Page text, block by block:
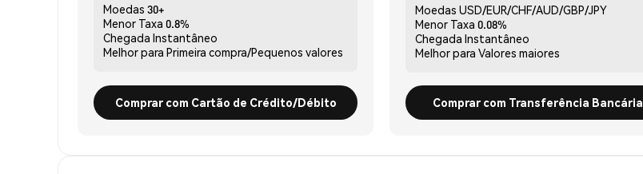
Moedas 30+
Menor Taxa 0.8%
Chegada Instantâneo
Melhor para Primeira compra/Pequenos valores
Comprar com Cartão de Crédito/Débito
Moedas USD/EUR/CHF/AUD/GBP/JPY
Menor Taxa 0.08%
Chegada Instantâneo
Melhor para Valores maiores
Comprar com Transferência Bancária